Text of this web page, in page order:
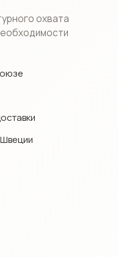
охвата